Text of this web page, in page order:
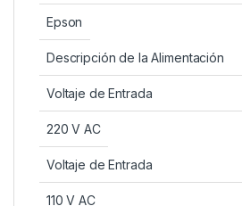
Epson
Descripción de la Alimentación
Voltaje de Entrada
220 V AC
Voltaje de Entrada
110 V AC